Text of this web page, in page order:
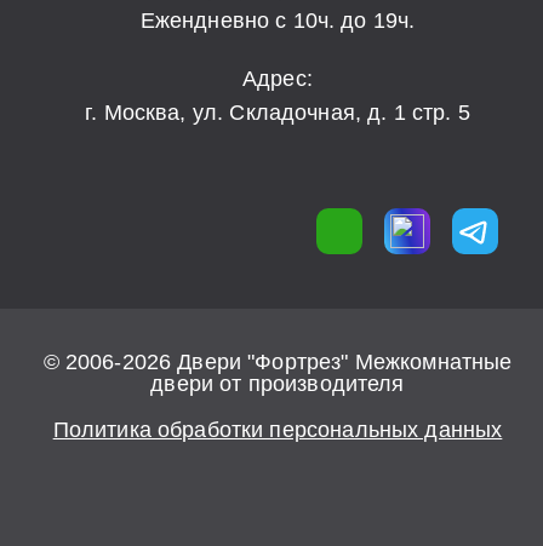
Ежендневно с 10ч. до 19ч.
Адрес:
г. Москва, ул. Складочная, д. 1 стр. 5
© 2006-2026 Двери "Фортрез" Межкомнатные
двери от производителя
Политика обработки персональных данных